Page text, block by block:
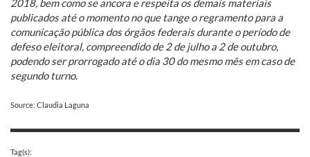
publicados até o momento no que tange o regramento para a
comunicação pública dos órgãos federais durante o período de
defeso eleitoral, compreendido de 2 de julho a 2 de outubro,
podendo ser prorrogado até o dia 30 do mesmo mês em caso de
segundo turno.
Source: Claudia Laguna
Tag(s):